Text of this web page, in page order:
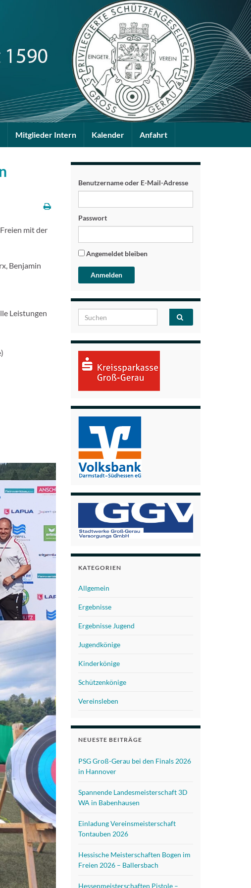
Mitglieder Intern Kalender Anfahrt
mit der
Benjamin
Leistungen
Benutzername oder E-Mail-Adresse
Passwort
Angemeldet bleiben
Search for:
KATEGORIEN
Allgemein
Ergebnisse
Ergebnisse Jugend
Jugendkönige
Kinderkönige
Schützenkönige
Vereinsleben
NEUESTE BEITRÄGE
PSG Groß-Gerau bei den Finals 2026
in Hannover
Spannende Landesmeisterschaft 3D
WA in Babenhausen
Einladung Vereinsmeisterschaft
Tontauben 2026
Hessische Meisterschaften Bogen im
Freien 2026 – Ballersbach
Hessenmeisterschaften Pistole –